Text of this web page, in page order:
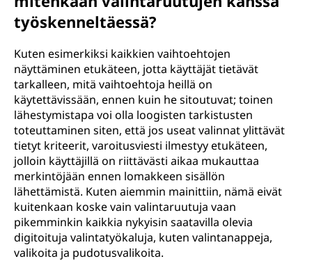
työskenneltäessä?
Kuten esimerkiksi kaikkien vaihtoehtojen
näyttäminen etukäteen, jotta käyttäjät tietävät
tarkalleen, mitä vaihtoehtoja heillä on
käytettävissään, ennen kuin he sitoutuvat; toinen
lähestymistapa voi olla loogisten tarkistusten
toteuttaminen siten, että jos useat valinnat ylittävät
tietyt kriteerit, varoitusviesti ilmestyy etukäteen,
jolloin käyttäjillä on riittävästi aikaa mukauttaa
merkintöjään ennen lomakkeen sisällön
lähettämistä. Kuten aiemmin mainittiin, nämä eivät
kuitenkaan koske vain valintaruutuja vaan
pikemminkin kaikkia nykyisin saatavilla olevia
digitoituja valintatyökaluja, kuten valintanappeja,
valikoita ja pudotusvalikoita.